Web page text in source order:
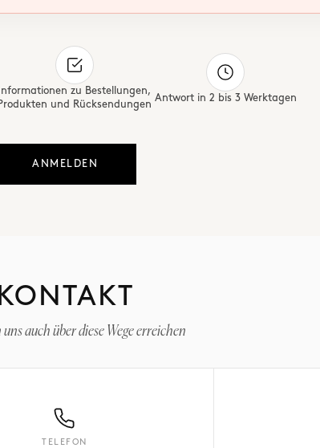
Informationen zu Bestellungen,
und Rücksendungen
Antwort in 2 bis 3 Werktagen
ANMELDEN
KONTAKT
auch über diese Wege erreichen
TELEFON